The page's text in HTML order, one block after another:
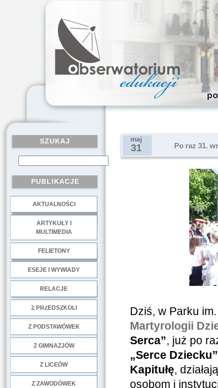
SZUKAJ
PUBLIKACJE
AKTUALNOŚCI
ARTYKUŁY I
MULTIMEDIA
FELIETONY
ESEJE I WYWIADY
RELACJE
Z PRZEDSZKOLI
Z PODSTAWÓWEK
Z GIMNAZJÓW
Z LICEÓW
Z ZAWODÓWEK
maj
31 Po raz 31.
Dziś, w Parku
Martyrologii
Serca”, już po
„Serce
Kapitułę,
osobom i